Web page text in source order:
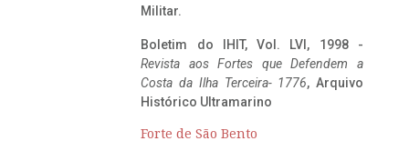
Militar.
Boletim do IHIT, Vol. LVI, 1998 -
Revista aos Fortes que Defendem a
Costa da Ilha Terceira- 1776, Arquivo
Histórico Ultramarino
Forte de São Bento